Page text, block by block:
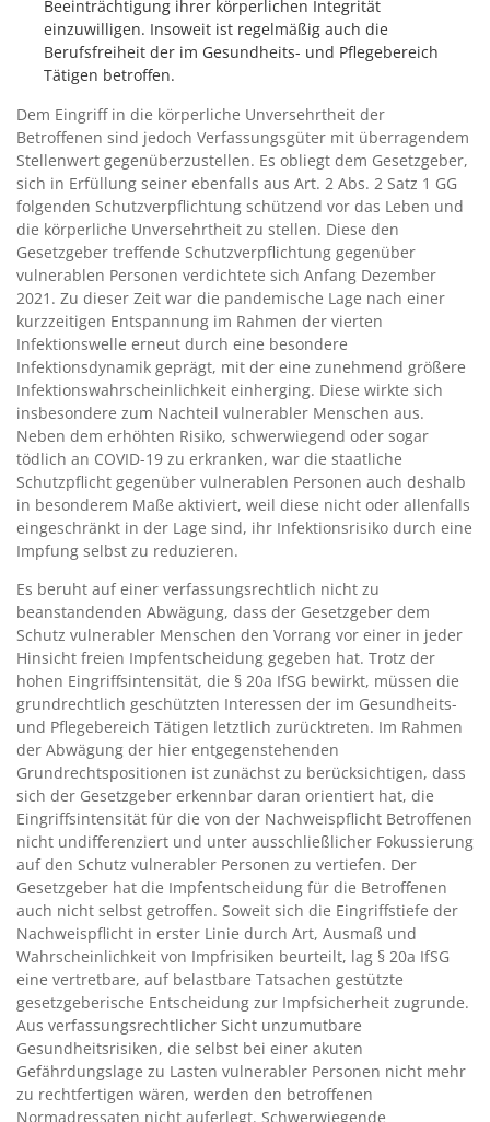
Beeinträchtigung ihrer körperlichen Integrität
einzuwilligen. Insoweit ist regelmäßig auch die
Berufsfreiheit der im Gesundheits- und Pflegebereich
Tätigen betroffen.
Dem Eingriff in die körperliche Unversehrtheit der
Betroffenen sind jedoch Verfassungsgüter mit überragendem
Stellenwert gegenüberzustellen. Es obliegt dem Gesetzgeber,
sich in Erfüllung seiner ebenfalls aus Art. 2 Abs. 2 Satz 1 GG
folgenden Schutzverpflichtung schützend vor das Leben und
die körperliche Unversehrtheit zu stellen. Diese den
Gesetzgeber treffende Schutzverpflichtung gegenüber
vulnerablen Personen verdichtete sich Anfang Dezember
2021. Zu dieser Zeit war die pandemische Lage nach einer
kurzzeitigen Entspannung im Rahmen der vierten
Infektionswelle erneut durch eine besondere
Infektionsdynamik geprägt, mit der eine zunehmend größere
Infektionswahrscheinlichkeit einherging. Diese wirkte sich
insbesondere zum Nachteil vulnerabler Menschen aus.
Neben dem erhöhten Risiko, schwerwiegend oder sogar
tödlich an COVID-19 zu erkranken, war die staatliche
Schutzpflicht gegenüber vulnerablen Personen auch deshalb
in besonderem Maße aktiviert, weil diese nicht oder allenfalls
eingeschränkt in der Lage sind, ihr Infektionsrisiko durch eine
Impfung selbst zu reduzieren.
Es beruht auf einer verfassungsrechtlich nicht zu
beanstandenden Abwägung, dass der Gesetzgeber dem
Schutz vulnerabler Menschen den Vorrang vor einer in jeder
Hinsicht freien Impfentscheidung gegeben hat. Trotz der
hohen Eingriffsintensität, die § 20a IfSG bewirkt, müssen die
grundrechtlich geschützten Interessen der im Gesundheits-
und Pflegebereich Tätigen letztlich zurücktreten. Im Rahmen
der Abwägung der hier entgegenstehenden
Grundrechtspositionen ist zunächst zu berücksichtigen, dass
sich der Gesetzgeber erkennbar daran orientiert hat, die
Eingriffsintensität für die von der Nachweispflicht Betroffenen
nicht undifferenziert und unter ausschließlicher Fokussierung
auf den Schutz vulnerabler Personen zu vertiefen. Der
Gesetzgeber hat die Impfentscheidung für die Betroffenen
auch nicht selbst getroffen. Soweit sich die Eingriffstiefe der
Nachweispflicht in erster Linie durch Art, Ausmaß und
Wahrscheinlichkeit von Impfrisiken beurteilt, lag § 20a IfSG
eine vertretbare, auf belastbare Tatsachen gestützte
gesetzgeberische Entscheidung zur Impfsicherheit zugrunde.
Aus verfassungsrechtlicher Sicht unzumutbare
Gesundheitsrisiken, die selbst bei einer akuten
Gefährdungslage zu Lasten vulnerabler Personen nicht mehr
zu rechtfertigen wären, werden den betroffenen
Normadressaten nicht auferlegt. Schwerwiegende